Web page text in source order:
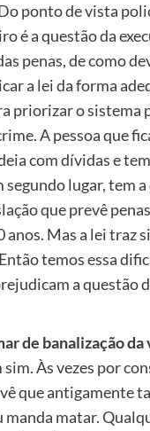
ponto de vista
é a questão da
penas, de como
a lei da forma
priorizar o sistema
A pessoa que
com dívidas e
lugar, tem
que prevê
Mas a lei traz
temos essa
a questão
de banalização da
Às vezes por
que antigamente
matar.